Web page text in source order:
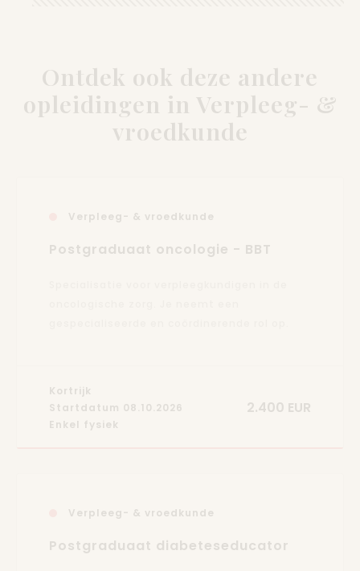
Ontdek ook deze andere
opleidingen in Verpleeg- &
vroedkunde
Verpleeg- & vroedkunde
Postgraduaat oncologie - BBT
Kortrijk
Startdatum 08.10.2026
Enkel fysiek
2.400 EUR
Verpleeg- & vroedkunde
Postgraduaat diabeteseducator